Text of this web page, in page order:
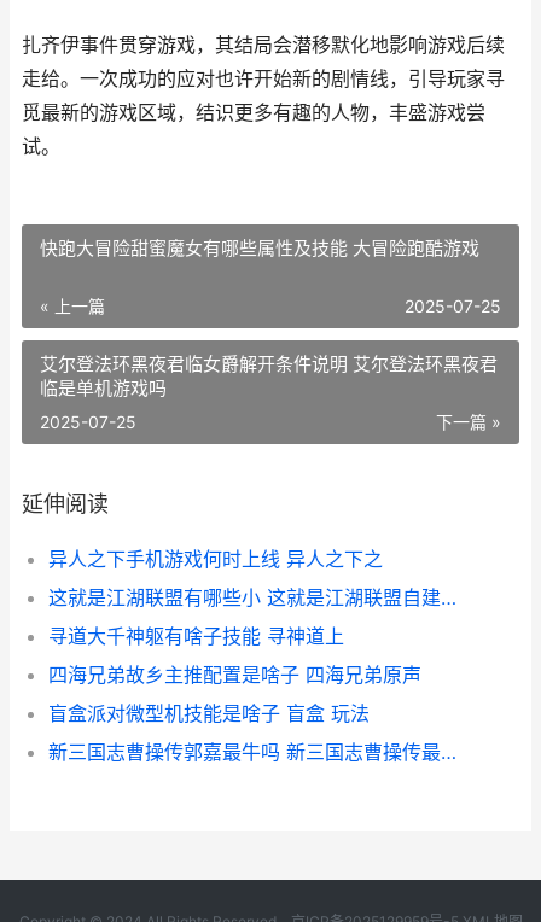
扎齐伊事件贯穿游戏，其结局会潜移默化地影响游戏后续
走给。一次成功的应对也许开始新的剧情线，引导玩家寻
觅最新的游戏区域，结识更多有趣的人物，丰盛游戏尝
试。
快跑大冒险甜蜜魔女有哪些属性及技能 大冒险跑酷游戏
« 上一篇 2025-07-25
艾尔登法环黑夜君临女爵解开条件说明 艾尔登法环黑夜君
临是单机游戏吗
下一篇 »
2025-07-25
延伸阅读
异人之下手机游戏何时上线 异人之下之
这就是江湖联盟有哪些小 这就是江湖联盟自建好还是加入散盟
寻道大千神躯有啥子技能 寻神道上
四海兄弟故乡主推配置是啥子 四海兄弟原声
盲盒派对微型机技能是啥子 盲盒 玩法
新三国志曹操传郭嘉最牛吗 新三国志曹操传最强阵容搭配